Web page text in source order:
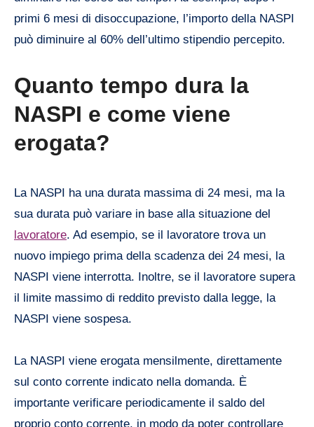
primi 6 mesi di disoccupazione, l’importo della NASPI
può diminuire al 60% dell’ultimo stipendio percepito.
Quanto tempo dura la
NASPI e come viene
erogata?
La NASPI ha una durata massima di 24 mesi, ma la
sua durata può variare in base alla situazione del
lavoratore. Ad esempio, se il lavoratore trova un
nuovo impiego prima della scadenza dei 24 mesi, la
NASPI viene interrotta. Inoltre, se il lavoratore supera
il limite massimo di reddito previsto dalla legge, la
NASPI viene sospesa.
La NASPI viene erogata mensilmente, direttamente
sul conto corrente indicato nella domanda. È
importante verificare periodicamente il saldo del
proprio conto corrente, in modo da poter controllare